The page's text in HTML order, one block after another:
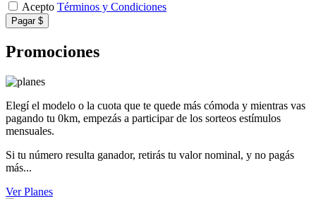
Acepto Términos y Condiciones
Pagar $
Promociones
Elegí el modelo o la cuota que te quede más cómoda y mientras vas
pagando tu 0km, empezás a participar de los sorteos estímulos
mensuales.
Si tu número resulta ganador, retirás tu valor nominal, y no pagás
más...
Ver Planes